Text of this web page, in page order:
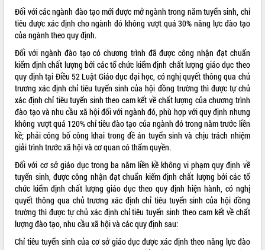
VIDEO
Không có file video nào để phát.
ALBUM ẢNH
Đối với các ngành đào tạo mới được mở ngành trong năm tuyển sinh, chỉ
tiêu được xác định cho ngành đó không vượt quá 30% năng lực đào tạo
của ngành theo quy định.
Đối với ngành đào tạo có chương trình đã được công nhận đạt chuẩn
kiểm định chất lượng bởi các tổ chức kiểm định chất lượng giáo dục theo
quy định tại Điều 52 Luật Giáo dục đại học, có nghị quyết thông qua chủ
trương xác định chỉ tiêu tuyển sinh của hội đồng trường thì được tự chủ
xác định chỉ tiêu tuyển sinh theo cam kết về chất lượng của chương trình
đào tạo và nhu cầu xã hội đối với ngành đó, phù hợp với quy định nhưng
không vượt quá 120% chỉ tiêu đào tạo của ngành đó trong năm trước liền
kề; phải công bố công khai trong đề án tuyển sinh và chịu trách nhiệm
giải trình trước xã hội và cơ quan có thẩm quyền.
Đối với cơ sở giáo dục trong ba năm liền kề không vi phạm quy định về
tuyển sinh, được công nhận đạt chuẩn kiểm định chất lượng bởi các tổ
chức kiểm định chất lượng giáo dục theo quy định hiện hành, có nghị
quyết thông qua chủ trương xác định chỉ tiêu tuyển sinh của hội đồng
trường thì được tự chủ xác định chỉ tiêu tuyển sinh theo cam kết về chất
lượng đào tạo, nhu cầu xã hội và các quy định sau:
Chỉ tiêu tuyển sinh của cơ sở giáo dục được xác định theo năng lực đào